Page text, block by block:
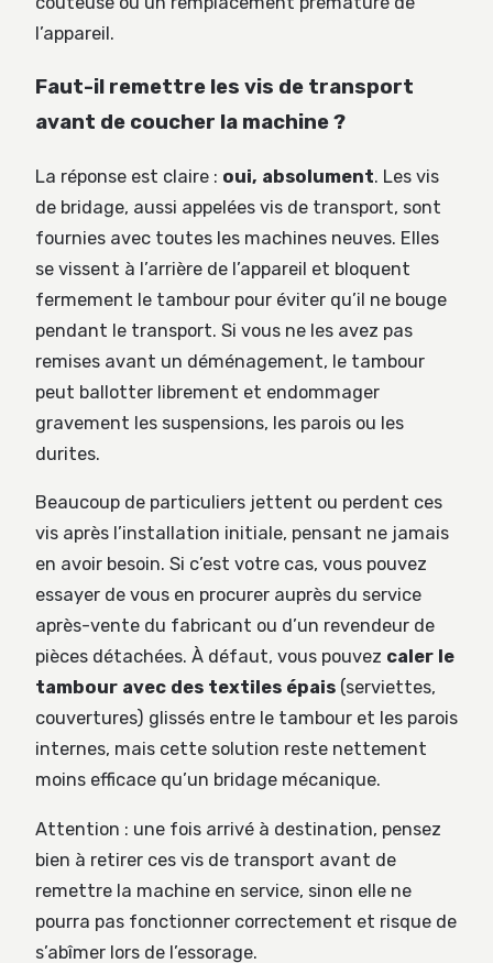
l’appareil.
Faut-il remettre les vis de transport
avant de coucher la machine ?
La réponse est claire : oui, absolument. Les vis
de bridage, aussi appelées vis de transport, sont
fournies avec toutes les machines neuves. Elles
se vissent à l’arrière de l’appareil et bloquent
fermement le tambour pour éviter qu’il ne bouge
pendant le transport. Si vous ne les avez pas
remises avant un déménagement, le tambour
peut ballotter librement et endommager
gravement les suspensions, les parois ou les
durites.
Beaucoup de particuliers jettent ou perdent ces
vis après l’installation initiale, pensant ne jamais
en avoir besoin. Si c’est votre cas, vous pouvez
essayer de vous en procurer auprès du service
après-vente du fabricant ou d’un revendeur de
pièces détachées. À défaut, vous pouvez caler le
tambour avec des textiles épais (serviettes,
couvertures) glissés entre le tambour et les parois
internes, mais cette solution reste nettement
moins efficace qu’un bridage mécanique.
Attention : une fois arrivé à destination, pensez
bien à retirer ces vis de transport avant de
remettre la machine en service, sinon elle ne
pourra pas fonctionner correctement et risque de
s’abîmer lors de l’essorage.